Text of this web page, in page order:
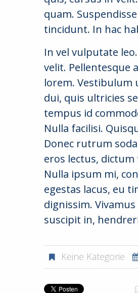
quam.
tincidunt. In hac
In vel vulputate
velit. Pellentesque
lorem.
dui, quis ultricies
tempus id
Nulla facilisi.
Donec rutrum
eros lectus,
Nulla ipsum mi,
egestas lacus, eu
dignissim.
suscipit in,
Keine Kategorie